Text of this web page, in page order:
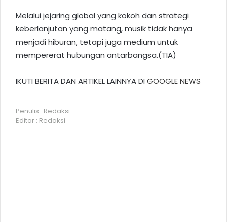
Melalui jejaring global yang kokoh dan strategi
keberlanjutan yang matang, musik tidak hanya
menjadi hiburan, tetapi juga medium untuk
mempererat hubungan antarbangsa.(TIA)
IKUTI BERITA DAN ARTIKEL LAINNYA DIGOOGLE NEWS
Penulis : Redaksi
Editor : Redaksi